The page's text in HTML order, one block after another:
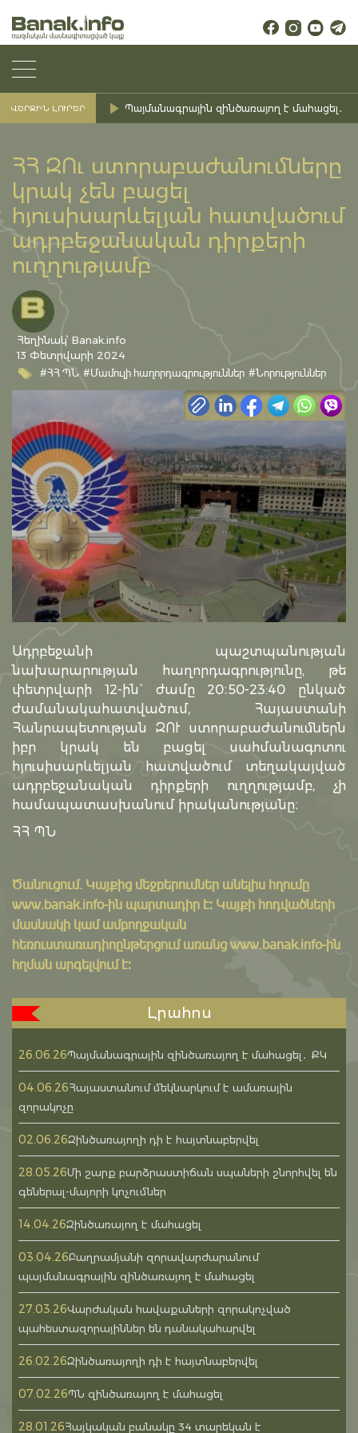
ՎԵՐՋԻՆ ԼՈՒՐԵՐ Պայմանագրային զինծառայող է մահացել․
ՀՀ ԶՈւ ստորաբաժանումները
կրակ չեն բացել
հյուսիսարևելյան հատվածում
ադրբեջանական դիրքերի
ուղղությամբ
Հեղինակ՝ Banak.info
13 Փետրվարի 2024
#ՀՀ ՊՆ #Մամուլի հաղորդագրություններ #Նորություններ
Ադրբեջանի պաշտպանության
նախարարության հաղորդագրությունը, թե
փետրվարի 12-ին` ժամը 20։50-23:40 ընկած
ժամանակահատվածում, Հայաստանի
Հանրապետության ԶՈՒ ստորաբաժանումներն
իբր կրակ են բացել սահմանագոտու
հյուսիսարևելյան հատվածում տեղակայված
ադրբեջանական դիրքերի ուղղությամբ, չի
համապատասխանում իրականությանը։
ՀՀ ՊՆ
Ծանուցում․ Կայքից մեջբերումներ անելիս հղումը
www.banak.info-ին պարտադիր է: Կայքի հոդվածների
մասնակի կամ ամբողջական
հեռուստառադիոընթերցում առանց www.banak.info-ին
հղման արգելվում է:
Լրահոս
26.06.26Պայմանագրային զինծառայող է մահացել․ ՔԿ
04.06.26Հայաստանում մեկնարկում է ամառային
զորակոչը
02.06.26Զինծառայողի դի է հայտնաբերվել
28.05.26Մի շարք բարձրաստիճան սպաների շնորհվել են
գեներալ-մայորի կոչումներ
14.04.26Զինծառայող է մահացել
03.04.26Բաղրամյանի զորավարժարանում
պայմանագրային զինծառայող է մահացել
27.03.26Վարժական հավաքաների զորակոչված
պահեստազորայիններ են դանակահարվել
26.02.26Զինծառայողի դի է հայտնաբերվել
07.02.26ՊՆ զինծառայող է մահացել
28.01.26Հայկական բանակը 34 տարեկան է